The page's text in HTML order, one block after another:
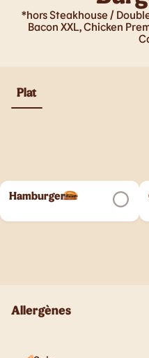
*hors Steakhouse /
Bacon XXL, Chicken
Plat
Hamburger
Allergènes